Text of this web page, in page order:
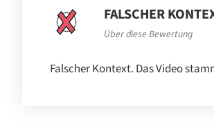
FALSCHER
Über diese Bewertung
Falscher Kontext. Das Video